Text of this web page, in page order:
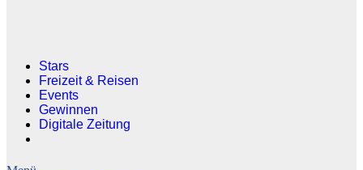
Stars
Freizeit & Reisen
Events
Gewinnen
Digitale Zeitung